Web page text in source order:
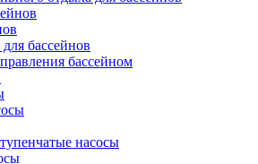
бассейнов
бассейном
насосы